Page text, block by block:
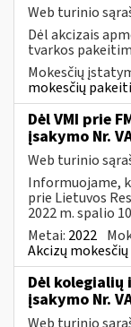
Web turinio
Dėl akcizais
tvarkos
Mokesčių
mokesčių
Dėl VMI prie
įsakymo Nr.
Web turinio
Informuojame,
prie Lietuvos
2022 m. spalio
Metai: 2022
Akcizų
Dėl
įsakymo Nr.
Web turinio